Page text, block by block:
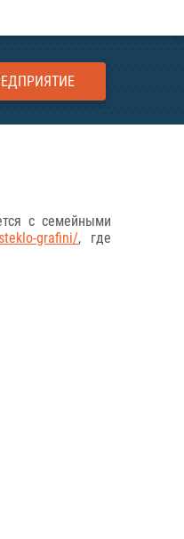
с семейными
grafini/, где